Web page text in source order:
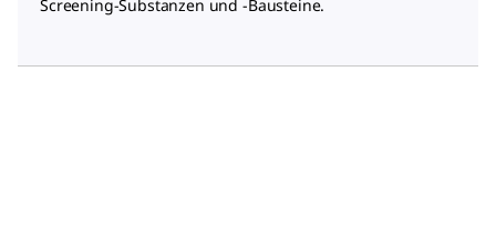
Screening-Substanzen und -Bausteine.